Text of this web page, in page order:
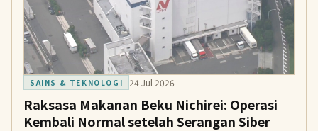
SAINS & TEKNOLOGI 24 Jul 2026
Raksasa Makanan Beku Nichirei: Operasi
Kembali Normal setelah Serangan Siber